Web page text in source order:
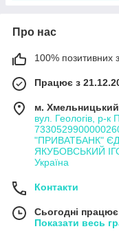
Про нас
100% позитивних з
Працює з
м. Хмельницький
вул. Геологів, р-
"ПРИВАТБАНК"
ЯКУБОВСЬКИЙ
Україна
Контакти
Сьогодні
Показати весь